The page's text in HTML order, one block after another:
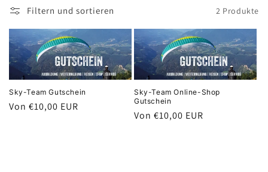
g
o
r
i
Filtern und sortieren 2 Produkte
Sky-Team Gutschein
Normaler
Von €10,00 EUR
Sky-Team Online-Shop
Gutschein
Normaler
Von €10,00 EUR